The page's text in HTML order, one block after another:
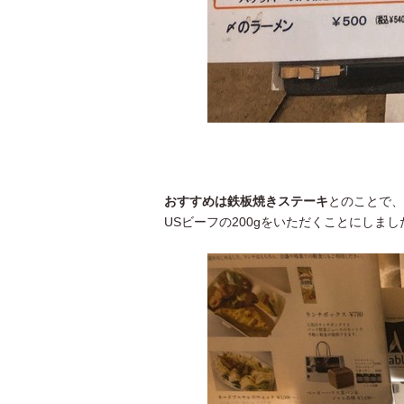
おすすめは鉄板焼きステーキとのことで、
USビーフの200gをいただくことにしまし